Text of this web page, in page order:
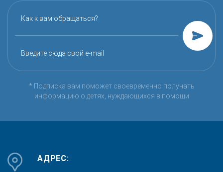
Как к вам обращаться?
Введите сюда свой e-mail
* Подписка вам поможет своевременно получать
информацию о детях, нуждающихся в помощи
АДРЕС: